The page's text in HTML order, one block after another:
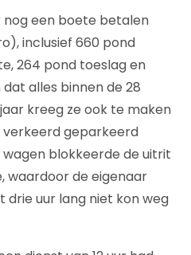
een boete betalen
inclusief 660 pond
264 pond toeslag en
dat alles binnen de 28
kreeg ze ook te maken
geparkeerd
blokkeerde de uitrit
waardoor de eigenaar
drie uur lang niet kon weg